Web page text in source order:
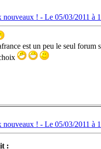
nouveaux ! - Le 05/03/2011 à
est un peu le seul forum
nouveaux ! - Le 05/03/2011 à
: